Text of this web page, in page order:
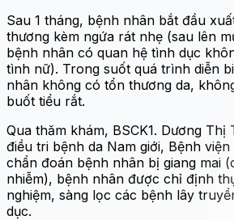
Sau 1 tháng, bệnh nhân bắt đầu
thương kèm ngứa rát nhẹ (sau lên
bệnh nhân có quan hệ tình dục
tình nữ). Trong suốt quá trình diễn
nhân không có tổn thương da,
buốt tiểu rắt.
Qua thăm khám, BSCK1. Dương
điều tri bệnh da Nam giới, Bệnh
chẩn đoán bệnh nhân bị giang mai
nhiễm), bệnh nhân được chỉ định
nghiệm, sàng lọc các bệnh lây
dục.